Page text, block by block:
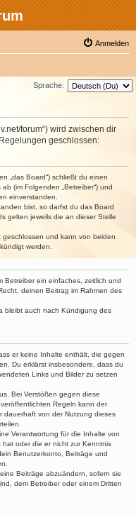
Anmelden
Sprache:
forum“) wird zwischen dir
geschlossen:
„das Board“) schließt du einen
(im Folgenden „Betreiber“) und
einverstanden.
bist, so darfst du das Board
gelten jeweils die an dieser Stelle
geschlossen und kann von beiden
werden.
Betreiber ein einfaches, zeitlich und
deinen Beitrag im Rahmen des
bleibt auch nach Kündigung des
er keine Inhalte enthält, die gegen
Du erklärst insbesondere, dass du
Links und Bilder zu setzen
Bei Verstößen gegen diese
Regeln kann der
dauerhaft von der Nutzung dieses
Verantwortung für die Inhalte von
hat oder die er nicht zur Kenntnis
Benutzerkonto, Beiträge und
Beiträge abzuändern, sofern sie
dem Betreiber oder einem Dritten